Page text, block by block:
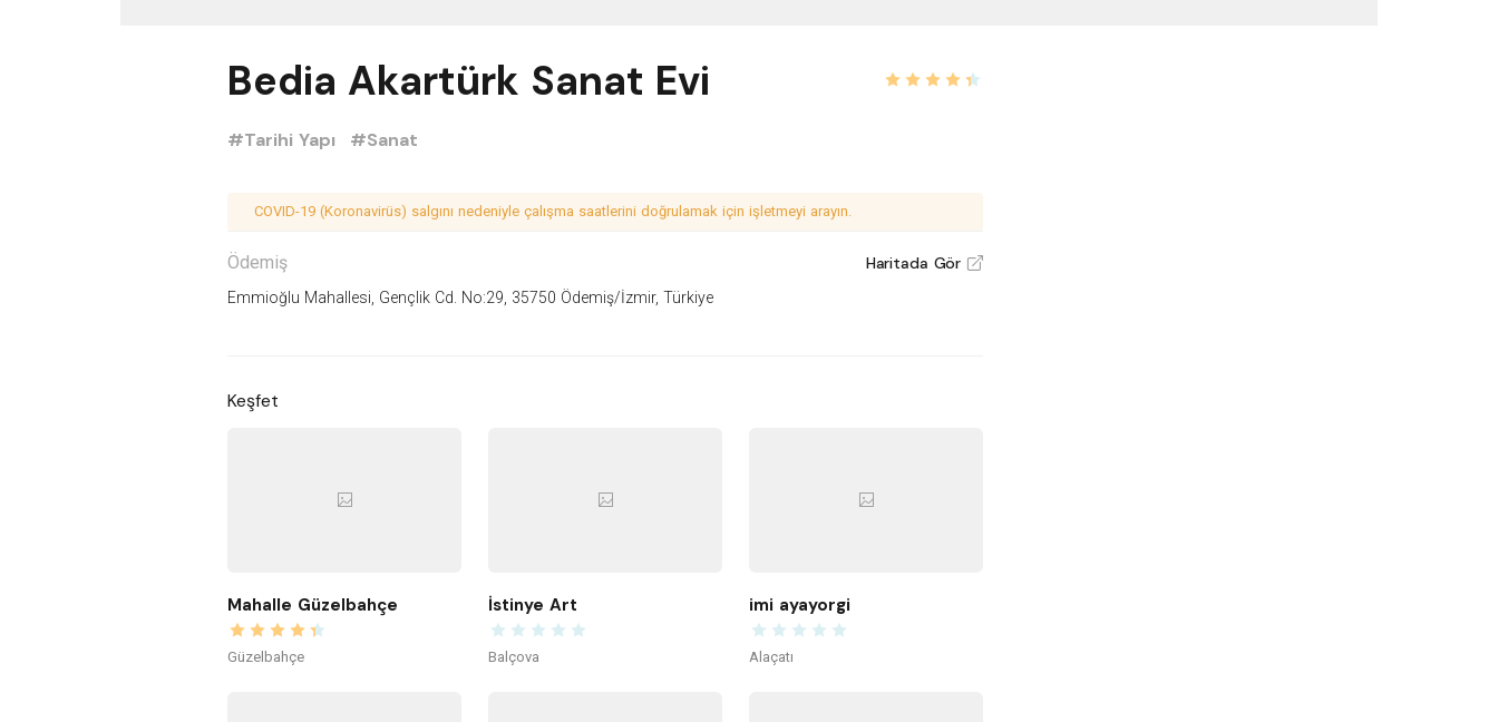
Bedia Akartürk Sanat Evi
#Tarihi Yapı #Sanat
COVID-19 (Koronavirüs) salgını nedeniyle çalışma saatlerini doğrulamak için işletmeyi arayın.
Ödemiş Haritada Gör V
Emmioğlu Mahallesi, Gençlik Cd. No:29, 35750 Ödemiş/İzmir, Türkiye
Keşfet
Mahalle Güzelbahçe
Güzelbahçe
İstinye Art
Balçova
imi ayayorgi
Alaçatı